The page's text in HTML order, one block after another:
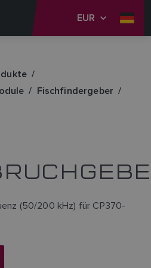
EUR
Fischfindergeber
(50/200 kHz) für CP370-